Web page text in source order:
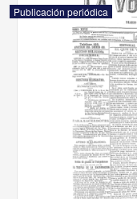
Publicación periódica